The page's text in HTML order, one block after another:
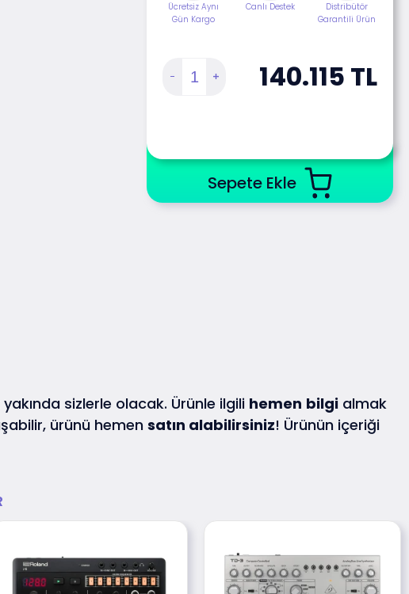
Ücretsiz Aynı
Gün Kargo
Canlı Destek
Distribütör
Garantili Ürün
140.115 TL
Sepete Ekle
sizlerle olacak. Ürünle ilgili hemen bilgi almak
ürünü hemen satın alabilirsiniz! Ürünün içeriği